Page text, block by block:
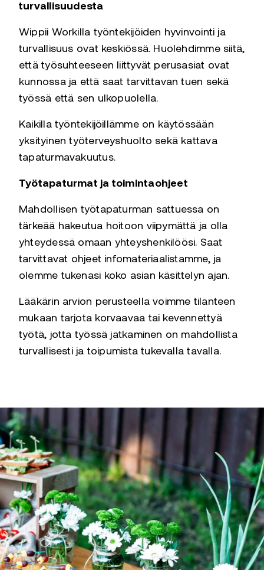
turvallisuudesta
Wippii Workilla työntekijöiden hyvinvointi ja
turvallisuus ovat keskiössä. Huolehdimme siitä,
että työsuhteeseen liittyvät perusasiat ovat
kunnossa ja että saat tarvittavan tuen sekä
työssä että sen ulkopuolella.
Kaikilla työntekijöillämme on käytössään
yksityinen työterveyshuolto sekä kattava
tapaturmavakuutus.
Työtapaturmat ja toimintaohjeet
Mahdollisen työtapaturman sattuessa on
tärkeää hakeutua hoitoon viipymättä ja olla
yhteydessä omaan yhteyshenkilöösi. Saat
tarvittavat ohjeet infomateriaalistamme, ja
olemme tukenasi koko asian käsittelyn ajan.
Lääkärin arvion perusteella voimme tilanteen
mukaan tarjota korvaavaa tai kevennettyä
työtä, jotta työssä jatkaminen on mahdollista
turvallisesti ja toipumista tukevalla tavalla.